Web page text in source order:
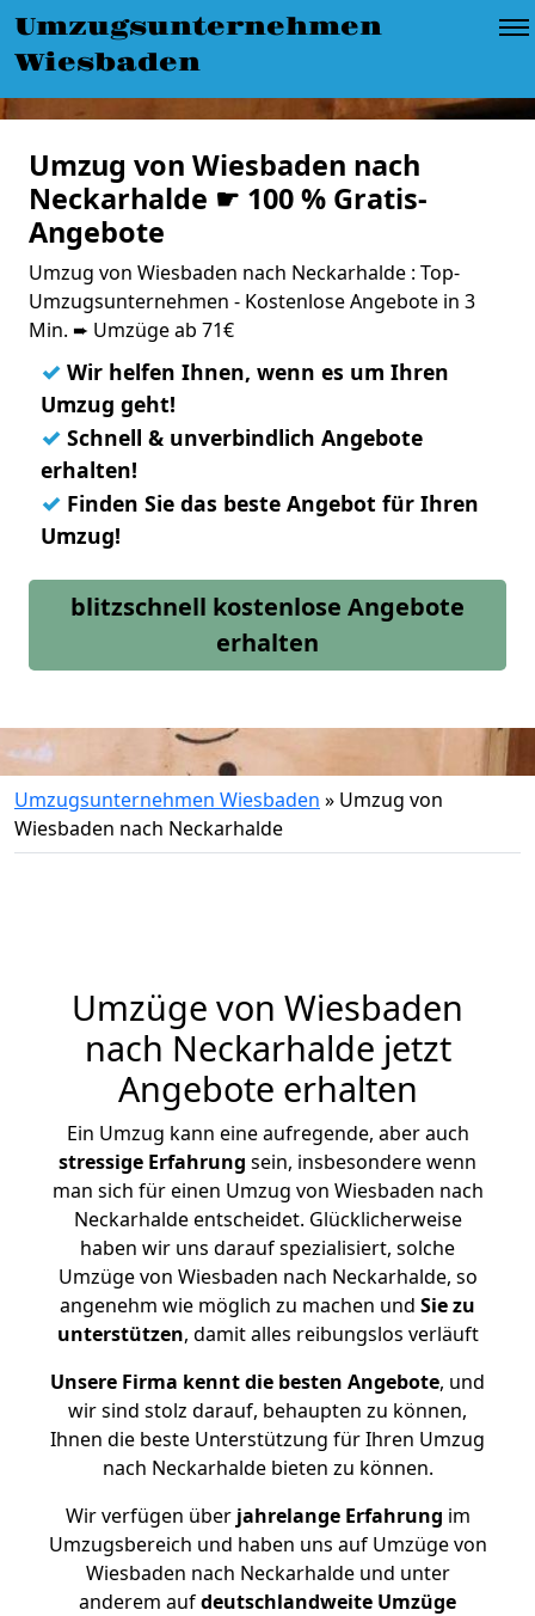
Umzugsunternehmen
Wiesbaden
Umzug von Wiesbaden nach
Neckarhalde ☛ 100 % Gratis-
Angebote
Umzug von Wiesbaden nach Neckarhalde : Top-
Umzugsunternehmen - Kostenlose Angebote in 3
Min. ➨ Umzüge ab 71€
✓ Wir helfen Ihnen, wenn es um Ihren
Umzug geht!
✓ Schnell & unverbindlich Angebote
erhalten!
✓ Finden Sie das beste Angebot für Ihren
Umzug!
blitzschnell kostenlose Angebote
erhalten
Umzugsunternehmen Wiesbaden » Umzug von
Wiesbaden nach Neckarhalde
Umzüge von Wiesbaden
nach Neckarhalde jetzt
Angebote erhalten
Ein Umzug kann eine aufregende, aber auch
stressige Erfahrung sein, insbesondere wenn
man sich für einen Umzug von Wiesbaden nach
Neckarhalde entscheidet. Glücklicherweise
haben wir uns darauf spezialisiert, solche
Umzüge von Wiesbaden nach Neckarhalde, so
angenehm wie möglich zu machen und Sie zu
unterstützen, damit alles reibungslos verläuft
Unsere Firma kennt die besten Angebote, und
wir sind stolz darauf, behaupten zu können,
Ihnen die beste Unterstützung für Ihren Umzug
nach Neckarhalde bieten zu können.
Wir verfügen überjahrelange Erfahrung im
Umzugsbereich und haben uns auf Umzüge von
Wiesbaden nach Neckarhalde und unter
anderem aufdeutschlandweite Umzüge